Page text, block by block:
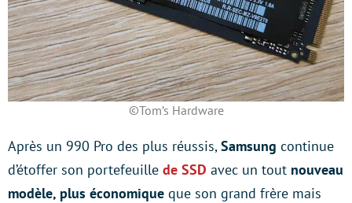
©Tom’s Hardware
Après un 990 Pro des plus réussis,Samsung continue
d’étoffer son portefeuille de SSD avec un tout nouveau
modèle, plus économique que son grand frère mais